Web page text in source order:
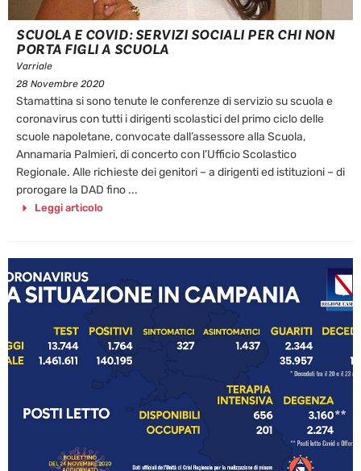
SCUOLA E COVID: SERVIZI SOCIALI PER CHI NON
PORTA FIGLI A SCUOLA
Varriale
28 Novembre 2020
Stamattina si sono tenute le conferenze di servizio su scuola e
coronavirus con tutti i dirigenti scolastici del primo ciclo delle
scuole napoletane, convocate dall’assessore alla Scuola,
Annamaria Palmieri, di concerto con l’Ufficio Scolastico
Regionale. Alle richieste dei genitori – a dirigenti ed istituzioni – di
prorogare la DAD fino ...
Leggi articolo